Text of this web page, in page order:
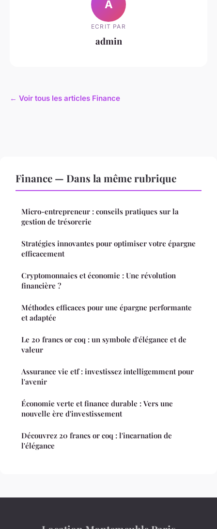
A
ECRIT PAR
admin
← Voir tous les articles Finance
Finance — Dans la même rubrique
Micro-entrepreneur : conseils pratiques sur la
gestion de trésorerie
Stratégies innovantes pour optimiser votre épargne
efficacement
Cryptomonnaies et économie : Une révolution
financière ?
Méthodes efficaces pour une épargne performante
et adaptée
Le 20 francs or coq : un symbole d'élégance et de
valeur
Assurance vie etf : investissez intelligemment pour
l'avenir
Économie verte et finance durable : Vers une
nouvelle ère d'investissement
Découvrez 20 francs or coq : l'incarnation de
l'élégance